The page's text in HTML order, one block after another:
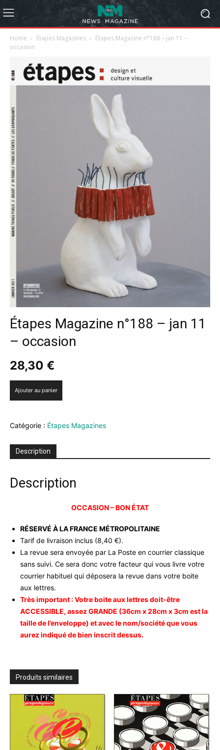
Home Étapes Magazines
Étapes Magazine n°188 – jan 11 –
occasion
Étapes Magazine n°188 – jan 11
– occasion
28,30 €
n°188
jan
11
occasion
Ajouter au panier
Catégorie : Étapes Magazines
Description
Description
OCCASION – BON ÉTAT
RÉSERVÉ À LA FRANCE MÉTROPOLITAINE
Tarif de livraison inclus (8,40 €).
La revue sera envoyée par La Poste en courrier classique
sans suivi. Ce sera donc votre facteur qui vous livre votre
courrier habituel qui déposera la revue dans votre boite
aux lettres.
Très important : Votre boite aux lettres doit-être
ACCESSIBLE, assez GRANDE (36cm x 28cm x 3cm est la
taille de l’enveloppe) et avec le nom/société que vous
aurez indiqué de bien inscrit dessus.
Produits similaires